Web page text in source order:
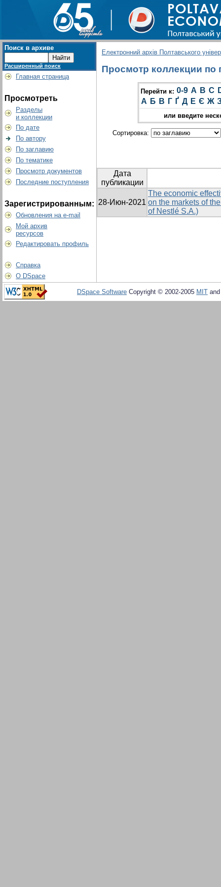
Поиск в архиве
Расширенный поиск
Главная страница
Просмотреть
Разделы
и коллекции
По дате
По автору
По заглавию
По тематике
Просмотр документов
Последние поступления
Зарегистрированным:
Обновления на e-mail
Мой архив
ресурсов
Редактировать профиль
Справка
О DSpace
Електронний архів Полтавського
Просмотр коллекции по
Перейти к: 0-9 A B C
А Б В Г Ґ Д Е Є Ж
или введите
Сортировка:
Дата
публикации
28-Июн-2021
The economic
on the markets of
of Nestlé S.A.)
DSpace Software Copyright © 2002-2005 MIT